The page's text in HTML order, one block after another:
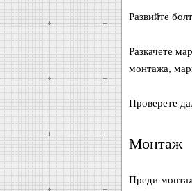
Развийте
Разкачете
монтажа,
Проверете
Монтаж
Преди